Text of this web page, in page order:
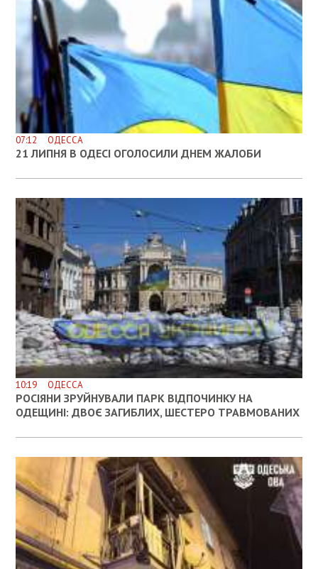
07:12 ОДЕССА
21 ЛИПНЯ В ОДЕСІ ОГОЛОСИЛИ ДНЕМ ЖАЛОБИ
10:19 ОДЕССА
РОСІЯНИ ЗРУЙНУВАЛИ ПАРК ВІДПОЧИНКУ НА
ОДЕЩИНІ: ДВОЄ ЗАГИБЛИХ, ШЕСТЕРО ТРАВМОВАНИХ